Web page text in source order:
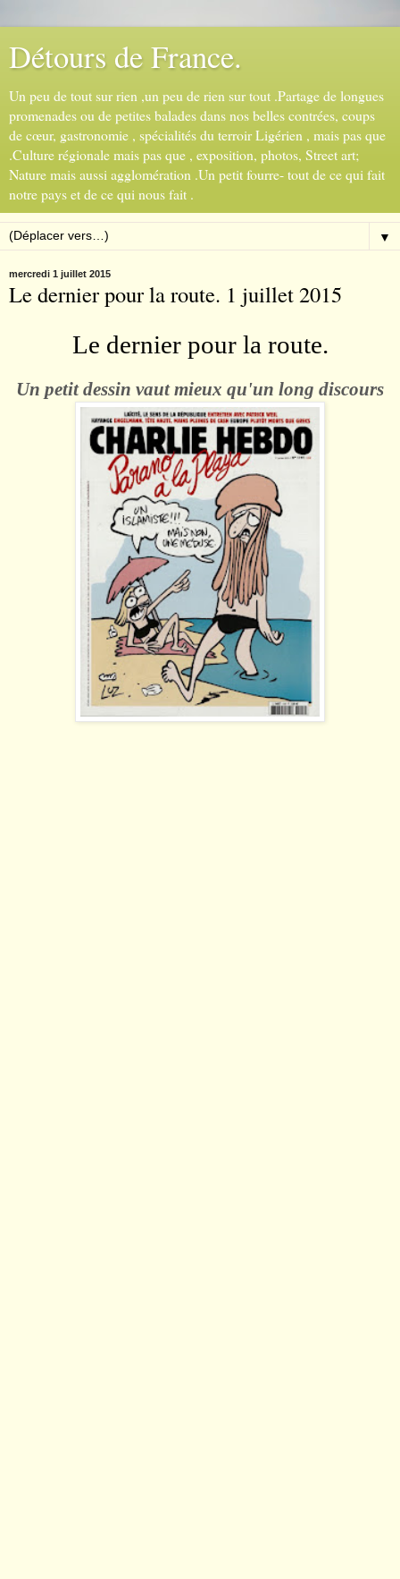
Détours de France.
Un peu de tout sur rien ,un peu de rien sur tout .Partage de longues
promenades ou de petites balades dans nos belles contrées, coups
de cœur, gastronomie , spécialités du terroir Ligérien , mais pas que
.Culture régionale mais pas que , exposition, photos, Street art;
Nature mais aussi agglomération .Un petit fourre- tout de ce qui fait
notre pays et de ce qui nous fait .
▼
mercredi 1 juillet 2015
Le dernier pour la route. 1 juillet 2015
Le dernier pour la route.
Un petit dessin vaut mieux qu'un long discours